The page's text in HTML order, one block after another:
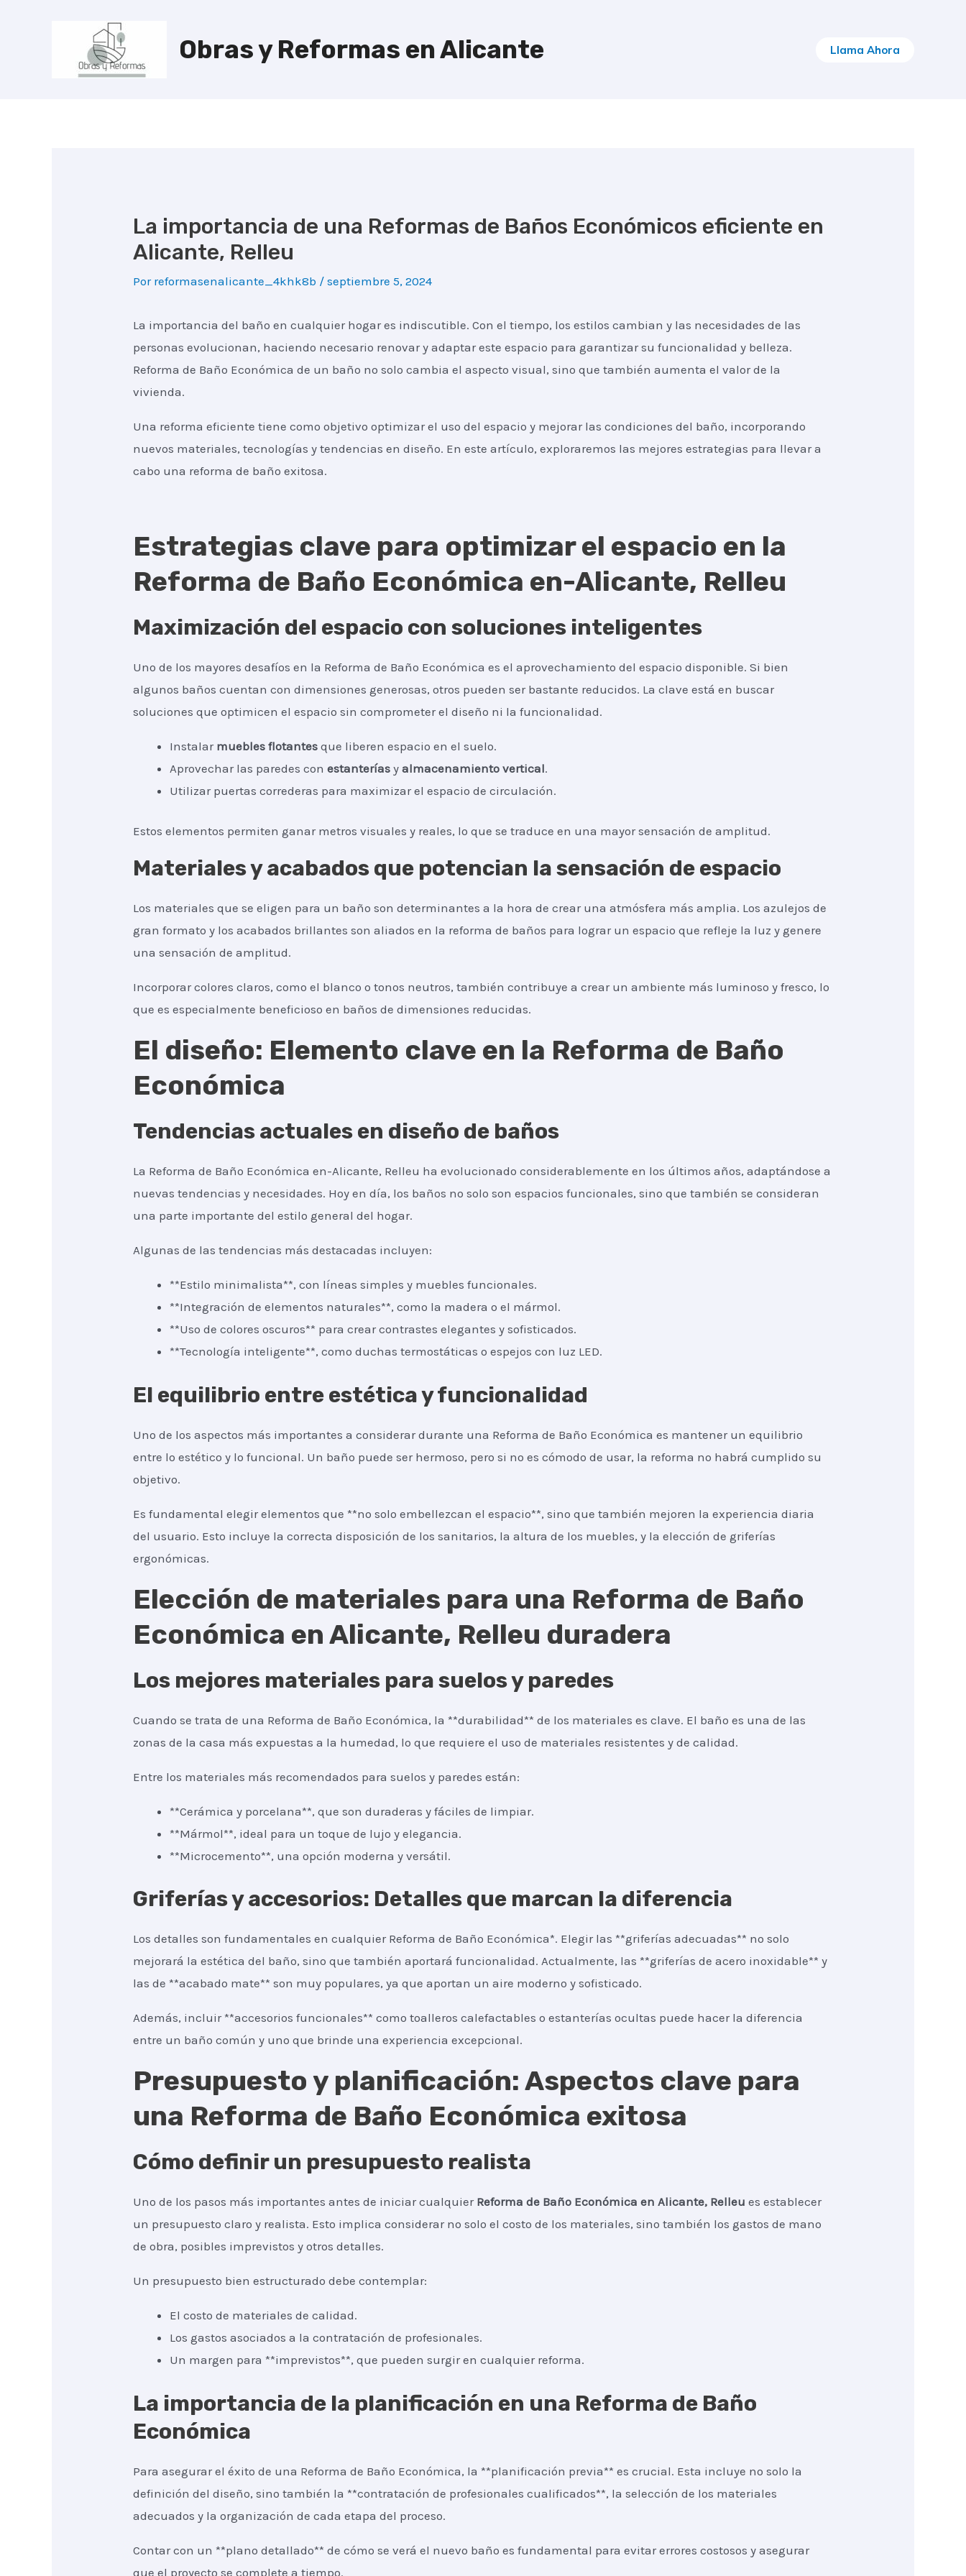
Obras y Reformas en Alicante Llama Ahora
La importancia de una Reformas de Baños Económicos eficiente en
Alicante, Relleu
Por reformasenalicante_4khk8b /septiembre 5, 2024
La importancia del baño en cualquier hogar es indiscutible. Con el tiempo, los estilos cambian y las necesidades de las
personas evolucionan, haciendo necesario renovar y adaptar este espacio para garantizar su funcionalidad y belleza.
Reforma de Baño Económica de un baño no solo cambia el aspecto visual, sino que también aumenta el valor de la
vivienda.
Una reforma eficiente tiene como objetivo optimizar el uso del espacio y mejorar las condiciones del baño, incorporando
nuevos materiales, tecnologías y tendencias en diseño. En este artículo, exploraremos las mejores estrategias para llevar a
cabo una reforma de baño exitosa.
Estrategias clave para optimizar el espacio en la
Reforma de Baño Económica en-Alicante, Relleu
Maximización del espacio con soluciones inteligentes
Uno de los mayores desafíos en la Reforma de Baño Económica es el aprovechamiento del espacio disponible. Si bien
algunos baños cuentan con dimensiones generosas, otros pueden ser bastante reducidos. La clave está en buscar
soluciones que optimicen el espacio sin comprometer el diseño ni la funcionalidad.
Instalar muebles flotantes que liberen espacio en el suelo.
Aprovechar las paredes conestanterías yalmacenamiento vertical.
Utilizar puertas correderas para maximizar el espacio de circulación.
Estos elementos permiten ganar metros visuales y reales, lo que se traduce en una mayor sensación de amplitud.
Materiales y acabados que potencian la sensación de espacio
Los materiales que se eligen para un baño son determinantes a la hora de crear una atmósfera más amplia. Los azulejos de
gran formato y los acabados brillantes son aliados en la reforma de baños para lograr un espacio que refleje la luz y genere
una sensación de amplitud.
Incorporar colores claros, como el blanco o tonos neutros, también contribuye a crear un ambiente más luminoso y fresco, lo
que es especialmente beneficioso en baños de dimensiones reducidas.
El diseño: Elemento clave en la Reforma de Baño
Económica
Tendencias actuales en diseño de baños
La Reforma de Baño Económica en-Alicante, Relleu ha evolucionado considerablemente en los últimos años, adaptándose a
nuevas tendencias y necesidades. Hoy en día, los baños no solo son espacios funcionales, sino que también se consideran
una parte importante del estilo general del hogar.
Algunas de las tendencias más destacadas incluyen:
**Estilo minimalista**, con líneas simples y muebles funcionales.
**Integración de elementos naturales**, como la madera o el mármol.
**Uso de colores oscuros** para crear contrastes elegantes y sofisticados.
**Tecnología inteligente**, como duchas termostáticas o espejos con luz LED.
El equilibrio entre estética y funcionalidad
Uno de los aspectos más importantes a considerar durante una Reforma de Baño Económica es mantener un equilibrio
entre lo estético y lo funcional. Un baño puede ser hermoso, pero si no es cómodo de usar, la reforma no habrá cumplido su
objetivo.
Es fundamental elegir elementos que **no solo embellezcan el espacio**, sino que también mejoren la experiencia diaria
del usuario. Esto incluye la correcta disposición de los sanitarios, la altura de los muebles, y la elección de griferías
ergonómicas.
Elección de materiales para una Reforma de Baño
Económica en Alicante, Relleu duradera
Los mejores materiales para suelos y paredes
Cuando se trata de una Reforma de Baño Económica, la **durabilidad** de los materiales es clave. El baño es una de las
zonas de la casa más expuestas a la humedad, lo que requiere el uso de materiales resistentes y de calidad.
Entre los materiales más recomendados para suelos y paredes están:
**Cerámica y porcelana**, que son duraderas y fáciles de limpiar.
**Mármol**, ideal para un toque de lujo y elegancia.
**Microcemento**, una opción moderna y versátil.
Griferías y accesorios: Detalles que marcan la diferencia
Los detalles son fundamentales en cualquier Reforma de Baño Económica*. Elegir las **griferías adecuadas** no solo
mejorará la estética del baño, sino que también aportará funcionalidad. Actualmente, las **griferías de acero inoxidable** y
las de **acabado mate** son muy populares, ya que aportan un aire moderno y sofisticado.
Además, incluir **accesorios funcionales** como toalleros calefactables o estanterías ocultas puede hacer la diferencia
entre un baño común y uno que brinde una experiencia excepcional.
Presupuesto y planificación: Aspectos clave para
una Reforma de Baño Económica exitosa
Cómo definir un presupuesto realista
Uno de los pasos más importantes antes de iniciar cualquier Reforma de Baño Económica en Alicante, Relleues establecer
un presupuesto claro y realista. Esto implica considerar no solo el costo de los materiales, sino también los gastos de mano
de obra, posibles imprevistos y otros detalles.
Un presupuesto bien estructurado debe contemplar:
El costo de materiales de calidad.
Los gastos asociados a la contratación de profesionales.
Un margen para **imprevistos**, que pueden surgir en cualquier reforma.
La importancia de la planificación en una Reforma de Baño
Económica
Para asegurar el éxito de una Reforma de Baño Económica, la **planificación previa** es crucial. Esta incluye no solo la
definición del diseño, sino también la **contratación de profesionales cualificados**, la selección de los materiales
adecuados y la organización de cada etapa del proceso.
Contar con un **plano detallado** de cómo se verá el nuevo baño es fundamental para evitar errores costosos y asegurar
que el proyecto se complete a tiempo.